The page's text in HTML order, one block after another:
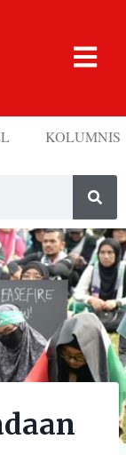
KOLUMNIS